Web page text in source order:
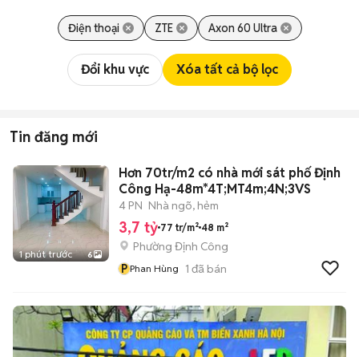
Điện thoại ZTE Axon 60 Ultra
Đổi khu vực Xóa tất cả bộ lọc
Tin đăng mới
1 phút trước 6
Hơn 70tr/m2 có nhà mới sát phố Định
Công Hạ-48m*4T;MT4m;4N;3VS
4 PN Nhà ngõ, hẻm
3,7 tỷ 77 tr/m² 48 m²
Phường Định Công
P Phan Hùng 1 đã bán